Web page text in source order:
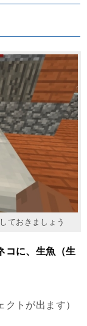
ておきましょう
コに、生魚（生
トが出ます）